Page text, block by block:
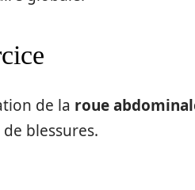
de la roue
blessures.